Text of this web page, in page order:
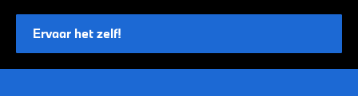
Ervaar het zelf!